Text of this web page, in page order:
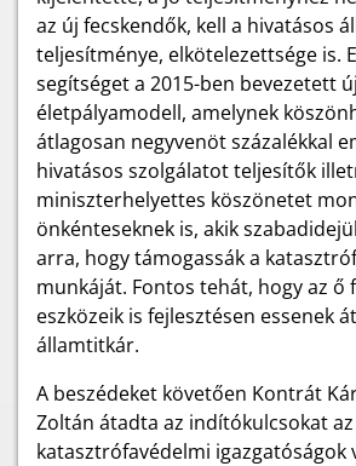
az új fecskendők, kell a hivatásos
teljesítménye, elkötelezettsége is.
segítséget a 2015-ben bevezetett új
életpályamodell, amelynek
átlagosan negyvenöt százalékkal
hivatásos szolgálatot teljesítők
miniszterhelyettes köszönetet
önkénteseknek is, akik
arra, hogy támogassák a
munkáját. Fontos tehát, hogy az ő
eszközeik is fejlesztésen essenek
államtitkár.
A beszédeket követően Kontrát
Zoltán átadta az indítókulcsokat
katasztrófavédelmi igazgatóságok